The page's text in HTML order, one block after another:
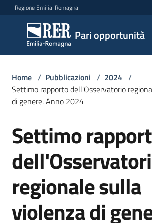
Vai al contenuto
Vai alla navigazione
Vai al footer
Regione Emilia-Romagna
Pari opportunità
Pari
opportunità
Argomenti
Novità
Servizi
Leggi
Atti
Bandi
Home / Pubblicazioni / 2024 /
Settimo rapporto dell'Osservatorio
di genere. Anno 2024
Salta al contenuto
Settimo
regionale sulla
violenza di